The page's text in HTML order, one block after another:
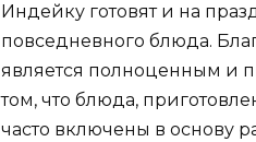
Индейку готовят и на
повседневного блюда.
является полноценным и
том, что блюда,
часто включены в основу